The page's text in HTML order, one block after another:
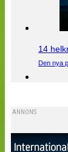
14
Den nya
ANNONS